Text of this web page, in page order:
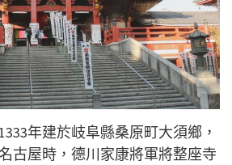
年建於岐阜縣桑原町大須鄉，
古屋時，德川家康將軍將整座寺